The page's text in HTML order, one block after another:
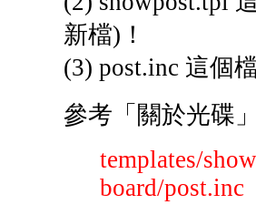
新檔)！
(3) post.inc 這個
參考「關於光碟
templates/
board/post.inc